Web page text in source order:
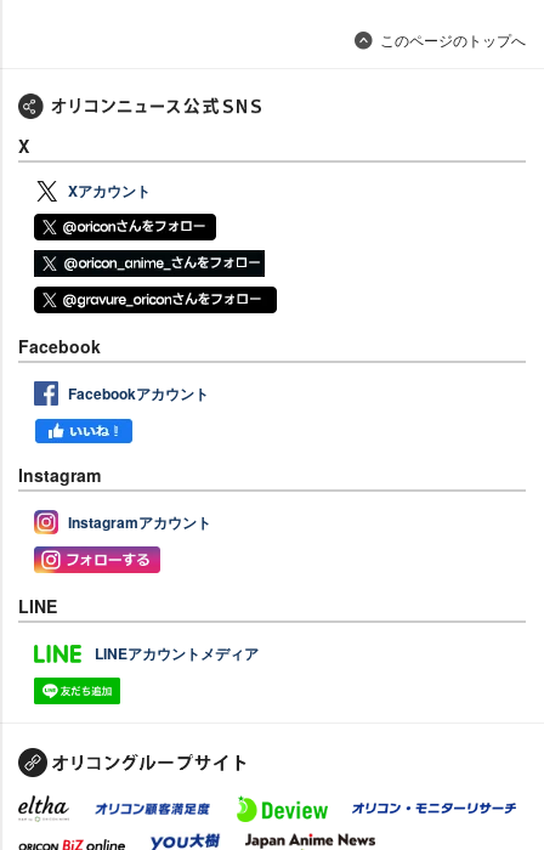
このページのトップへ
X
Xアカウント
Facebook
Facebookアカウント
Instagram
Instagramアカウント
LINE
LINEアカウントメディア